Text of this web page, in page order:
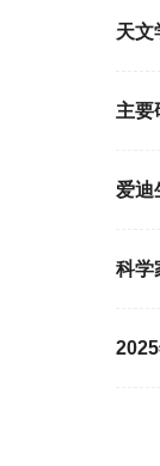
天文
主要
爱迪
科学